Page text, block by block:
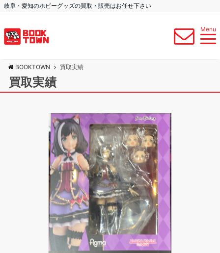
岐阜・愛知のホビーグッズの買取・販売はお任せ下さい
Menu
BOOKTOWN 買取実績
買取実績